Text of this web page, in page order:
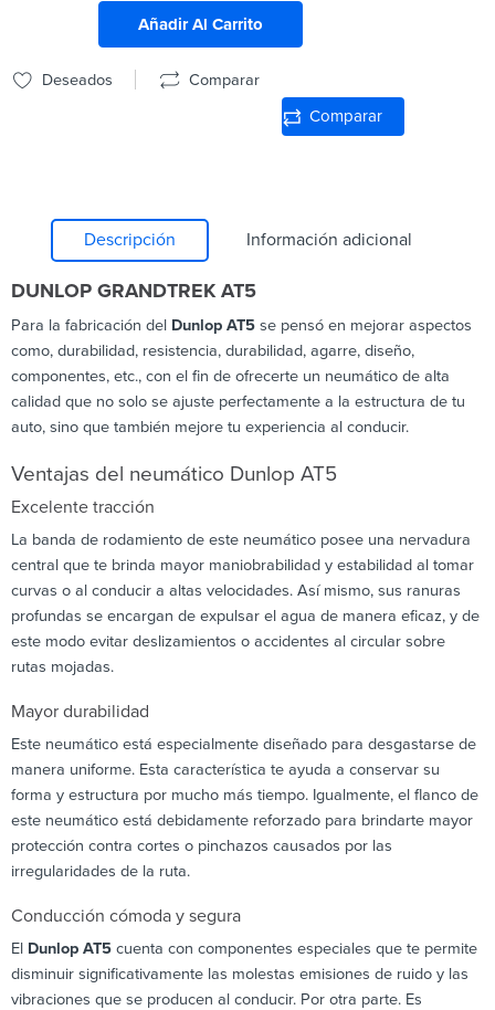
Añadir Al Carrito
Deseados Comparar
Comparar
Descripción Información adicional
DUNLOP GRANDTREK AT5
Para la fabricación del Dunlop AT5 se pensó en mejorar aspectos
como, durabilidad, resistencia, durabilidad, agarre, diseño,
componentes, etc., con el fin de ofrecerte un neumático de alta
calidad que no solo se ajuste perfectamente a la estructura de tu
auto, sino que también mejore tu experiencia al conducir.
Ventajas del neumático Dunlop AT5
Excelente tracción
La banda de rodamiento de este neumático posee una nervadura
central que te brinda mayor maniobrabilidad y estabilidad al tomar
curvas o al conducir a altas velocidades. Así mismo, sus ranuras
profundas se encargan de expulsar el agua de manera eficaz, y de
este modo evitar deslizamientos o accidentes al circular sobre
rutas mojadas.
Mayor durabilidad
Este neumático está especialmente diseñado para desgastarse de
manera uniforme. Esta característica te ayuda a conservar su
forma y estructura por mucho más tiempo. Igualmente, el flanco de
este neumático está debidamente reforzado para brindarte mayor
protección contra cortes o pinchazos causados por las
irregularidades de la ruta.
Conducción cómoda y segura
El Dunlop AT5 cuenta con componentes especiales que te permite
disminuir significativamente las molestas emisiones de ruido y las
vibraciones que se producen al conducir. Por otra parte. Es